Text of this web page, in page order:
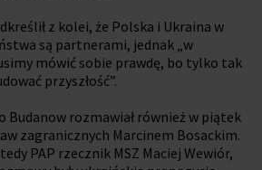
z kolei, że Polska i Ukraina w
są partnerami, jednak „w
mówić sobie prawdę, bo tylko tak
przyszłość”.
Budanow rozmawiał również w piątek
zagranicznych Marcinem Bosackim.
PAP rzecznik MSZ Maciej Wewiór,